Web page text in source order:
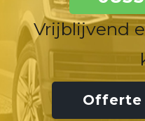
Vrijblijvend
Offerte